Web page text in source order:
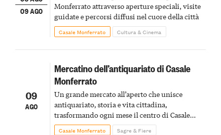
09 AGO
Monferrato attraverso aperture speciali, visite
guidate e percorsi diffusi nel cuore della città
Casale Monferrato Cultura & Cinema
09
AGO
Mercatino dell’antiquariato di Casale
Monferrato
Un grande mercato all’aperto che unisce
antiquariato, storia e vita cittadina,
trasformando ogni mese il centro di Casale
Monferrato in un luogo di scoperta e racconto
Casale Monferrato Sagre & Fiere